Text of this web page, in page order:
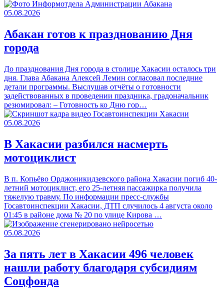
05.08.2026
Абакан готов к празднованию Дня
города
До празднования Дня города в столице Хакасии осталось три
дня. Глава Абакана Алексей Лемин согласовал последние
детали программы. Выслушав отчёты о готовности
задействованных в проведении праздника, градоначальник
резюмировал: – Готовность ко Дню гор…
05.08.2026
В Хакасии разбился насмерть
мотоциклист
В п. Копьёво Орджоникидзевского района Хакасии погиб 40-
летний мотоциклист, его 25-летняя пассажирка получила
тяжелую травму. По информации пресс-службы
Госавтоинспекции Хакасии, ДТП случилось 4 августа около
01:45 в районе дома № 20 по улице Кирова …
05.08.2026
За пять лет в Хакасии 496 человек
нашли работу благодаря субсидиям
Соцфонда